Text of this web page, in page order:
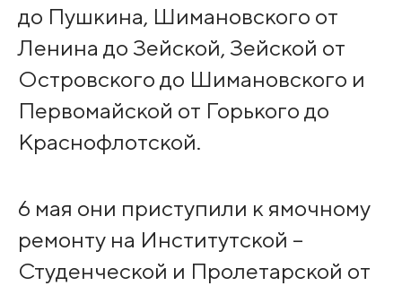
до Пушкина, Шимановского от
Ленина до Зейской, Зейской от
Островского до Шимановского и
Первомайской от Горького до
Краснофлотской.
6 мая они приступили к ямочному
ремонту на Институтской –
Студенческой и Пролетарской от